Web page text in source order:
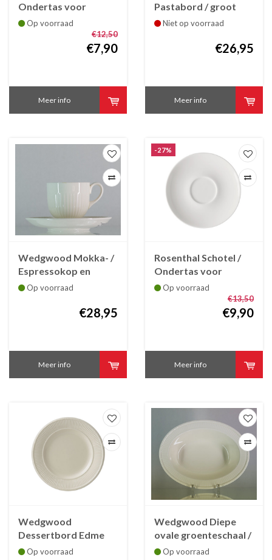
Ondertas voor
mokkakop /
espressokop Jade
Op voorraad
€12,50
€7,90
Meer info
Pastabord / groot
diep bord Edme 27 cm
Niet op voorraad
€26,95
Meer info
Wedgwood Mokka- /
Espressokop en
schotel Edme
Op voorraad
€28,95
Meer info
-27%
Rosenthal Schotel /
Ondertas voor
theekop 4N /
cappuccinokop Jade
Op voorraad
€13,50
€9,90
Meer info
Wedgwood
Dessertbord Edme
klein 20 cm
Op voorraad
Wedgwood Diepe
ovale groenteschaal /
Baker 27 cm Edme
Op voorraad